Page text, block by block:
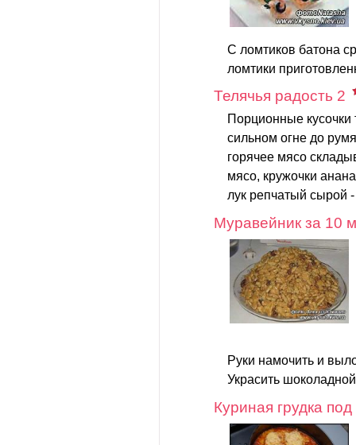
С ломтиков батона
ломтики
Телячья радость 2
Порционные кусочки
сильном огне до
горячее мясо
мясо, кружочки
лук репчатый сырой
Муравейник за 10
Руки намочить и
Украсить
Куриная грудка